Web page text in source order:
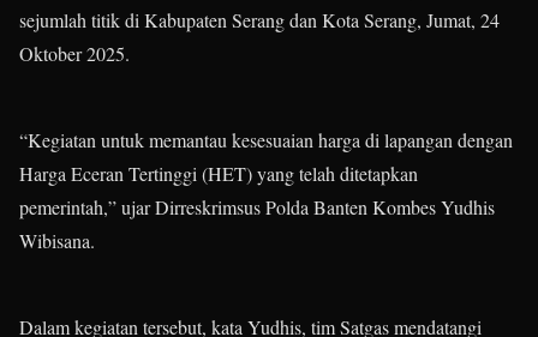
sejumlah titik di Kabupaten Serang dan Kota Serang, Jumat, 24
Oktober 2025.
“Kegiatan untuk memantau kesesuaian harga di lapangan dengan
Harga Eceran Tertinggi (HET) yang telah ditetapkan
pemerintah,” ujar Dirreskrimsus Polda Banten Kombes Yudhis
Wibisana.
Dalam kegiatan tersebut, kata Yudhis, tim Satgas mendatangi